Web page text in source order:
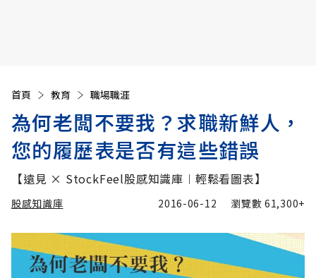
首頁 教育 職場職涯
為何老闆不要我？求職新鮮人，
您的履歷表是否有這些錯誤
【遠見 × StockFeel股感知識庫︱輕鬆看圖表】
股感知識庫 2016-06-12 瀏覽數61,300+